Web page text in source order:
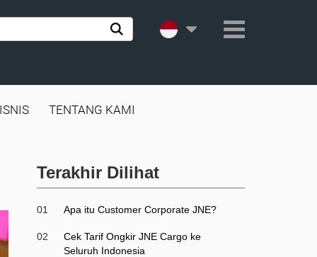
TENTANG KAMI
Terakhir Dilihat
01 Apa itu Customer Corporate JNE?
02
Cek Tarif Ongkir JNE Cargo ke
Seluruh Indonesia